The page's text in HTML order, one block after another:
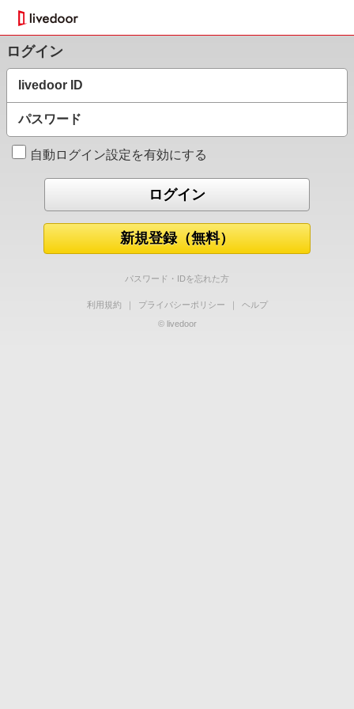
ログイン
livedoor ID
パスワード
自動ログイン設定を有効にする
新規登録（無料）
パスワード・IDを忘れた方
利用規約 ｜ プライバシーポリシー ｜
ヘルプ
© livedoor